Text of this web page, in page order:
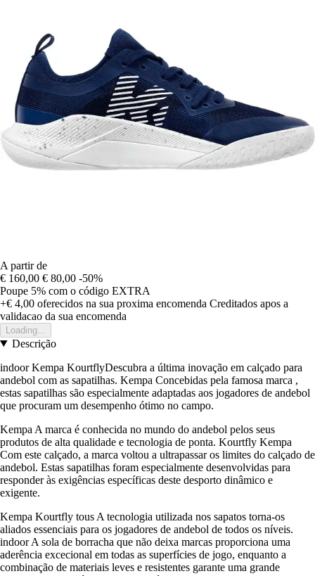
A partir de
€ 160,00 € 80,00 -50%
Poupe 5% com o código EXTRA
+€ 4,00 oferecidos na sua proxima encomenda Creditados apos a
validacao da sua encomenda
Loading...
Descrição
indoor Kempa KourtflyDescubra a última inovação em calçado para
andebol com as sapatilhas. Kempa Concebidas pela famosa marca ,
estas sapatilhas são especialmente adaptadas aos jogadores de andebol
que procuram um desempenho ótimo no campo.
Kempa A marca é conhecida no mundo do andebol pelos seus
produtos de alta qualidade e tecnologia de ponta. Kourtfly Kempa
Com este calçado, a marca voltou a ultrapassar os limites do calçado de
andebol. Estas sapatilhas foram especialmente desenvolvidas para
responder às exigências específicas deste desporto dinâmico e
exigente.
Kempa Kourtfly tous A tecnologia utilizada nos sapatos torna-os
aliados essenciais para os jogadores de andebol de todos os níveis.
indoor A sola de borracha que não deixa marcas proporciona uma
aderência excecional em todas as superfícies de jogo, enquanto a
combinação de materiais leves e resistentes garante uma grande